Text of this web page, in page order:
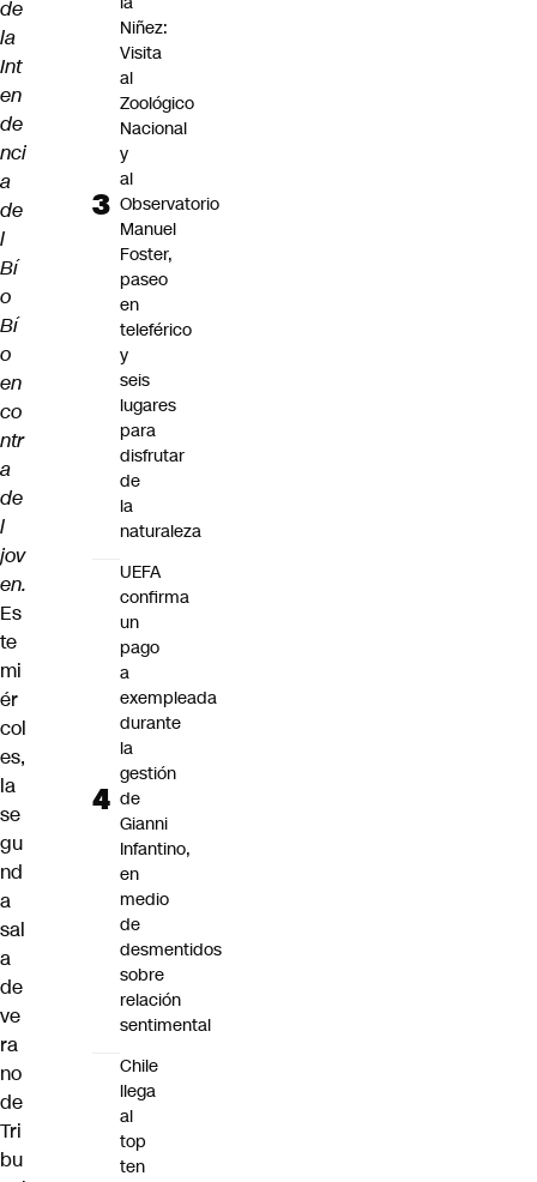
de
la
Int
en
de
nci
a
de
l
Bí
o
Bí
o
en
co
ntr
a
de
l
jov
en.
Es
te
mi
ér
col
es,
la
se
gu
nd
a
sal
a
de
ve
ra
no
de
Tri
bu
Niñez:
Visita
al
Zoológico
Nacional
y
al
Observatorio
Manuel
Foster,
paseo
en
teleférico
y
seis
lugares
para
disfrutar
de
la
naturaleza
UEFA
confirma
un
pago
a
exempleada
durante
la
gestión
de
Gianni
Infantino,
en
medio
de
desmentidos
sobre
relación
sentimental
Chile
llega
al
top
ten